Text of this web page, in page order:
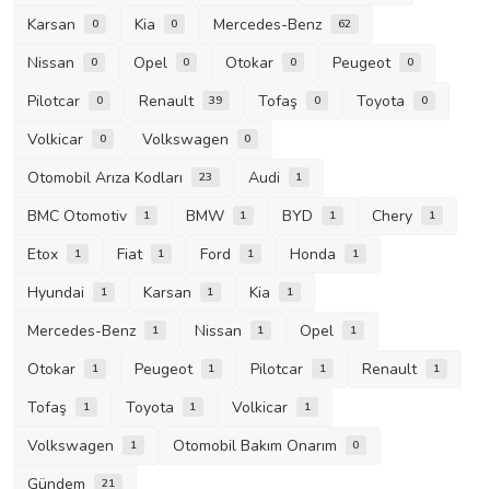
Karsan 0 Kia 0 Mercedes-Benz 62
Nissan 0 Opel 0 Otokar 0 Peugeot 0
Pilotcar 0 Renault 39 Tofaş 0 Toyota 0
Volkicar 0 Volkswagen 0
Otomobil Arıza Kodları 23 Audi 1
BMC Otomotiv 1 BMW 1 BYD 1 Chery 1
Etox 1 Fiat 1 Ford 1 Honda 1
Hyundai 1 Karsan 1 Kia 1
Mercedes-Benz 1 Nissan 1 Opel 1
Otokar 1 Peugeot 1 Pilotcar 1 Renault 1
Tofaş 1 Toyota 1 Volkicar 1
Volkswagen 1 Otomobil Bakım Onarım 0
Gündem 21